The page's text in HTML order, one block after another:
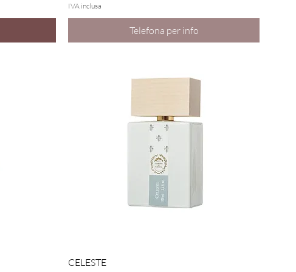
IVA inclusa
Telefona per info
CELESTE